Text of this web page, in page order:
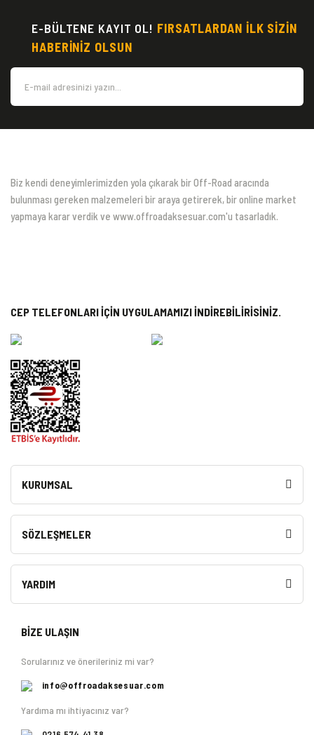
E-BÜLTENE KAYIT OL! FIRSATLARDAN İLK SİZİN
HABERİNİZ OLSUN
Biz kendi deneyimlerimizden yola çıkarak bir Off-Road aracında
bulunması gereken malzemeleri bir araya getirerek, bir online market
yapmaya karar verdik ve www.offroadaksesuar.com'u tasarladık.
CEP TELEFONLARI İÇİN UYGULAMAMIZI İNDİREBİLİRİSİNİZ.
KURUMSAL
SÖZLEŞMELER
YARDIM
BİZE ULAŞIN
Sorularınız ve önerileriniz mi var?
info@offroadaksesuar.com
Yardıma mı ihtiyacınız var?